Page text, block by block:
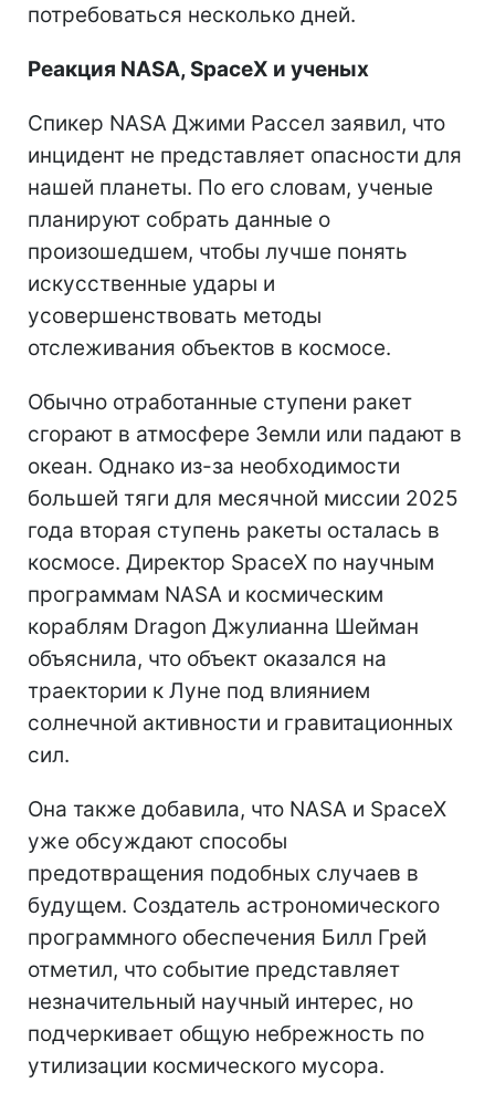
потребоваться несколько дней.
Реакция NASA, SpaceX и ученых
Спикер NASA Джими Рассел заявил, что
инцидент не представляет опасности для
нашей планеты. По его словам, ученые
планируют собрать данные о
произошедшем, чтобы лучше понять
искусственные удары и
усовершенствовать методы
отслеживания объектов в космосе.
Обычно отработанные ступени ракет
сгорают в атмосфере Земли или падают в
океан. Однако из-за необходимости
большей тяги для месячной миссии 2025
года вторая ступень ракеты осталась в
космосе. Директор SpaceX по научным
программам NASA и космическим
кораблям Dragon Джулианна Шейман
объяснила, что объект оказался на
траектории к Луне под влиянием
солнечной активности и гравитационных
сил.
Она также добавила, что NASA и SpaceX
уже обсуждают способы
предотвращения подобных случаев в
будущем. Создатель астрономического
программного обеспечения Билл Грей
отметил, что событие представляет
незначительный научный интерес, но
подчеркивает общую небрежность по
утилизации космического мусора.